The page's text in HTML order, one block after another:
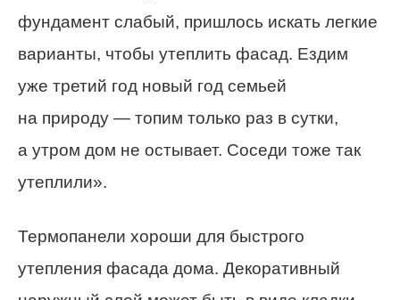
фундамент слабый, пришлось искать легкие
варианты, чтобы утеплить фасад. Ездим
уже третий год новый год семьей
на природу — топим только раз в сутки,
а утром дом не остывает. Соседи тоже так
утеплили».
Термопанели хороши для быстрого
утепления фасада дома. Декоративный